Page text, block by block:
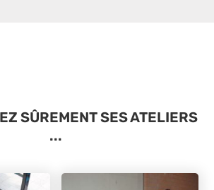
SÛREMENT SES ATELIERS
...